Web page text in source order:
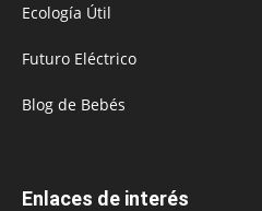
Ecología Útil
Futuro Eléctrico
Blog de Bebés
Enlaces de interés